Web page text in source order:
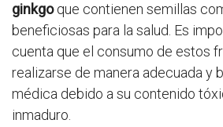
ginkgoque contienen semillas
beneficiosas para la salud. Es
cuenta que el consumo de estos
realizarse de manera adecuada y
médica debido a su contenido
inmaduro.